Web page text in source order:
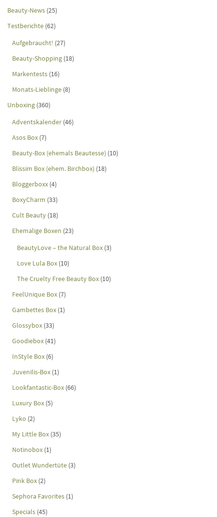
Beauty-News (25)
Testberichte (62)
Aufgebraucht! (27)
Beauty-Shopping (18)
Markentests (16)
Monats-Lieblinge (8)
Unboxing (360)
Adventskalender (46)
Asos Box (7)
Beauty-Box (ehemals Beautesse) (10)
Blissim Box (ehem. Birchbox) (18)
Bloggerboxx (4)
BoxyCharm (33)
Cult Beauty (18)
Ehemalige Boxen (23)
BeautyLove – the Natural Box (3)
Love Lula Box (10)
The Cruelty Free Beauty Box (10)
FeelUnique Box (7)
Gambettes Box (1)
Glossybox (33)
Goodiebox (41)
InStyle Box (6)
Juvenilis-Box (1)
Lookfantastic-Box (66)
Luxury Box (5)
Lyko (2)
My Little Box (35)
Notinobox (1)
Outlet Wundertüte (3)
Pink Box (2)
Sephora Favorites (1)
Specials (45)